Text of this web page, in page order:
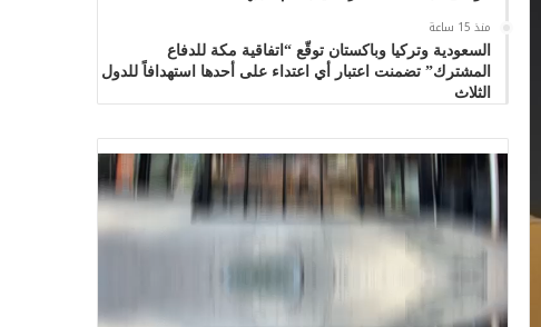
منذ 15 ساعة
السعودية وتركيا وباكستان توقّع “اتفاقية مكة للدفاع
المشترك” تضمنت اعتبار أي اعتداء على أحدها استهدافاً للدول
الثلاث